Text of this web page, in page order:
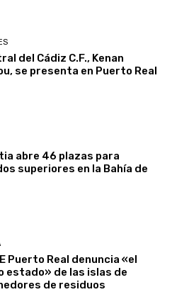
del Cádiz C.F., Kenan
se presenta en Puerto Real
abre 46 plazas para
superiores en la Bahía de
Puerto Real denuncia «el
estado» de las islas de
de residuos